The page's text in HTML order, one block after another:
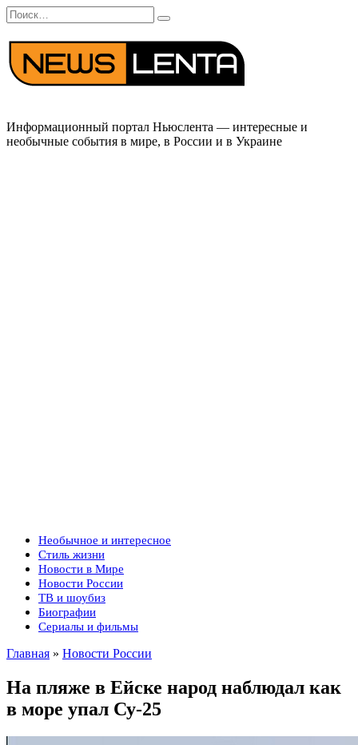
Перейти
к
содержанию
Search
for:
Информационный портал Ньюслента — интересные и
необычные события в мире, в России и в Украине
Необычное и интересное
Стиль жизни
Новости в Мире
Новости России
ТВ и шоубиз
Биографии
Сериалы и фильмы
Главная » Новости России
На пляже в Ейске народ наблюдал как
в море упал Су-25